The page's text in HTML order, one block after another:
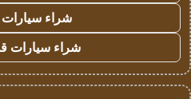
شراء
شراء سيارات